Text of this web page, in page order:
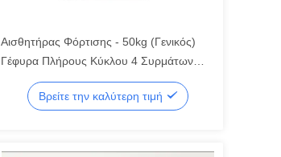
Αισθητήρας Φόρτισης - 50kg (Γενικός)
Γέφυρα Πλήρους Κύκλου 4 Συρμάτων
Επίπεδος Λεπτός Μικροσκοπικός
Αισθητήρας Βάρους Μικροδύναμης
Βρείτε την καλύτερη τιμή